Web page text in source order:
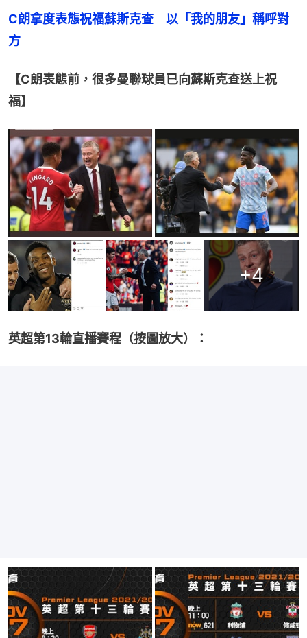
C朗拿度表態祝福蘇斯克查　以「我的朋友」稱呼對
方
【C朗表態前，很多曼聯球員已向蘇斯克查送上祝
福】
+4
英超第13輪直播賽程（按圖放大）：